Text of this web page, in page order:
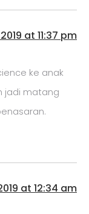
at 11:37 pm
ke anak
jadi matang
at 12:34 am